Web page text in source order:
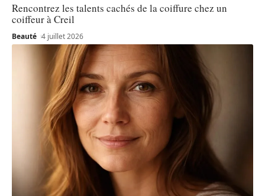
Rencontrez les talents cachés de la coiffure chez un
coiffeur à Creil
Beauté 4 juillet 2026